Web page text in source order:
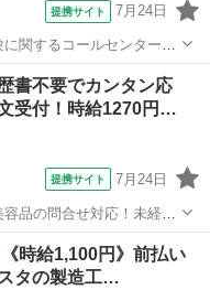
提携サイト 7月24日
に関するコールセンター！
、あなたのライフスタイ
書不要でカンタン応
受付！時給1270円…
提携サイト 7月24日
容品の問合せ対応！未経験
シス
内・Wワー
時給1,100円》前払い
タの製造工…